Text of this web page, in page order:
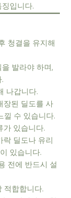
입니다.
청결을 유지해
발라야 하며,
나갑니다.
장된 딜도를 사
낄 수 있습니다.
가 있습니다.
락 딜도나 유리
있습니다.
전에 반드시 설
적합합니다.